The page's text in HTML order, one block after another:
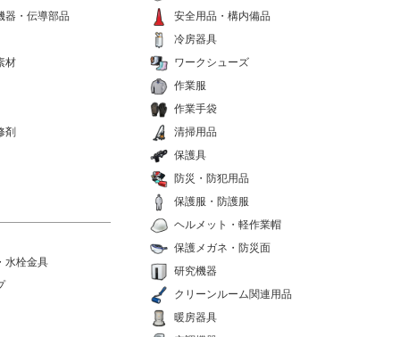
器・伝導部品
材
剤
安全用品・構内備品
冷房器具
ワークシューズ
作業服
作業手袋
清掃用品
保護具
防災・防犯用品
保護服・防護服
ヘルメット・軽作業帽
保護メガネ・防災面
研究機器
クリーンルーム関連用品
暖房器具
水栓金具